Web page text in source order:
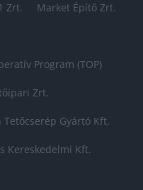
Zrt. Market Építő Zrt.
Program (TOP)
Zrt.
Tetőcserép Gyártó Kft.
Kereskedelmi Kft.